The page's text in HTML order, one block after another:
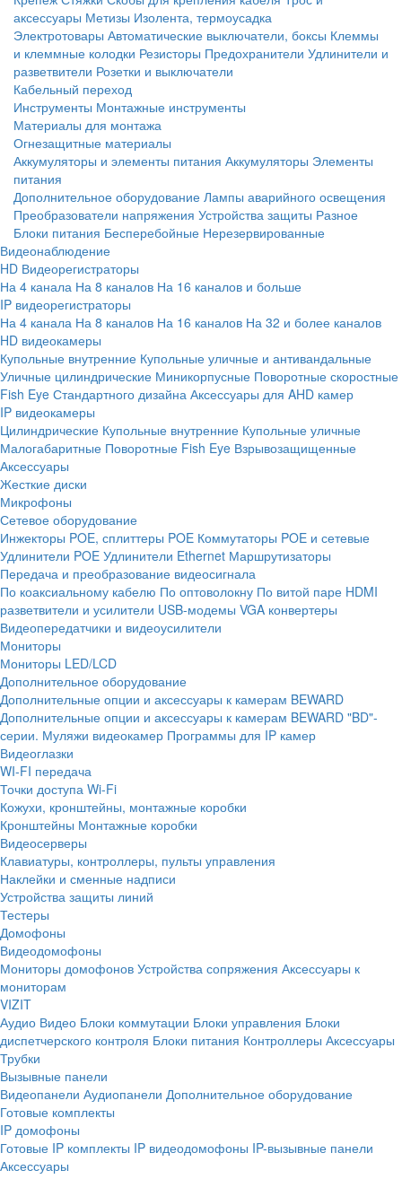
аксессуары Метизы Изолента, термоусадка
Электротовары Автоматические выключатели, боксы Клеммы
и клеммные колодки Резисторы Предохранители Удлинители и
разветвители Розетки и выключатели
Кабельный переход
Инструменты Монтажные инструменты
Материалы для монтажа
Огнезащитные материалы
Аккумуляторы и элементы питания Аккумуляторы Элементы
питания
Дополнительное оборудование Лампы аварийного освещения
Преобразователи напряжения Устройства защиты Разное
Блоки питания Бесперебойные Нерезервированные
Видеонаблюдение
HD Видеорегистраторы
На 4 канала На 8 каналов На 16 каналов и больше
IP видеорегистраторы
На 4 канала На 8 каналов На 16 каналов На 32 и более каналов
HD видеокамеры
Купольные внутренние Купольные уличные и антивандальные
Уличные цилиндрические Миникорпусные Поворотные скоростные
Fish Eye Стандартного дизайна Аксессуары для AHD камер
IP видеокамеры
Цилиндрические Купольные внутренние Купольные уличные
Малогабаритные Поворотные Fish Eye Взрывозащищенные
Аксессуары
Жесткие диски
Микрофоны
Сетевое оборудование
Инжекторы POE, сплиттеры POE Коммутаторы POE и сетевые
Удлинители POE Удлинители Ethernet Маршрутизаторы
Передача и преобразование видеосигнала
По коаксиальному кабелю По оптоволокну По витой паре HDMI
разветвители и усилители USB-модемы VGA конвертеры
Видеопередатчики и видеоусилители
Мониторы
Мониторы LED/LCD
Дополнительное оборудование
Дополнительные опции и аксессуары к камерам BEWARD
Дополнительные опции и аксессуары к камерам BEWARD "BD"-
серии. Муляжи видеокамер Программы для IP камер
Видеоглазки
WI-FI передача
Точки доступа Wi-Fi
Кожухи, кронштейны, монтажные коробки
Кронштейны Монтажные коробки
Видеосерверы
Клавиатуры, контроллеры, пульты управления
Наклейки и сменные надписи
Устройства защиты линий
Тестеры
Домофоны
Видеодомофоны
Мониторы домофонов Устройства сопряжения Аксессуары к
мониторам
VIZIT
Аудио Видео Блоки коммутации Блоки управления Блоки
диспетчерского контроля Блоки питания Контроллеры Аксессуары
Трубки
Вызывные панели
Видеопанели Аудиопанели Дополнительное оборудование
Готовые комплекты
IP домофоны
Готовые IP комплекты IP видеодомофоны IP-вызывные панели
Аксессуары